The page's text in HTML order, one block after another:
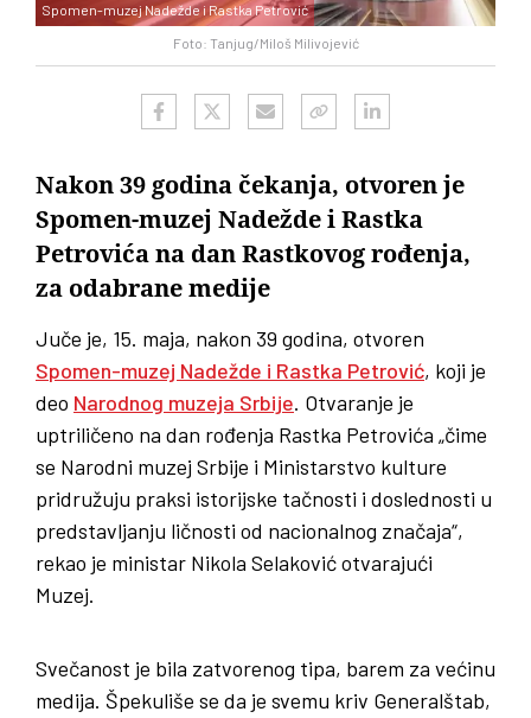
Foto: Tanjug/Miloš Milivojević
Spomen-muzej Nadežde i Rastka Petrović
Nakon 39 godina čekanja, otvoren je
Spomen-muzej Nadežde i Rastka
Petrovića na dan Rastkovog rođenja,
za odabrane medije
Juče je, 15. maja, nakon 39 godina, otvoren
Spomen-muzej Nadežde i Rastka Petrović, koji je
deo Narodnog muzeja Srbije. Otvaranje je
uptriličeno na dan rođenja Rastka Petrovića „čime
se Narodni muzej Srbije i Ministarstvo kulture
pridružuju praksi istorijske tačnosti i doslednosti u
predstavljanju ličnosti od nacionalnog značaja“,
rekao je ministar Nikola Selaković otvarajući
Muzej.
Svečanost je bila zatvorenog tipa, barem za većinu
medija. Špekuliše se da je svemu kriv Generalštab,